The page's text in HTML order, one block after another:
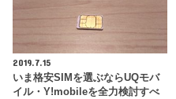
2019.7.15
いま格安SIMを選ぶならUQモバ
イル・Y!mobileを全力検討すべ